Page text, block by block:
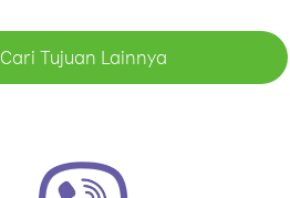
Cari Tujuan Lainnya